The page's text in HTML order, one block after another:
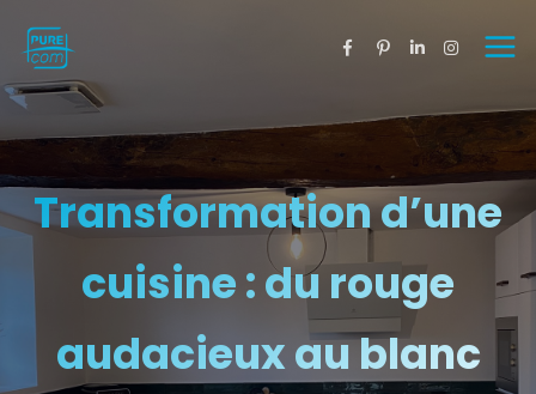
Transformation d’une
cuisine : du rouge
audacieux au blanc